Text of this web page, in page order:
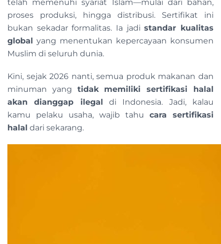
telah memenuhi syariat Islam—mulai dari bahan,
proses produksi, hingga distribusi. Sertifikat ini
bukan sekadar formalitas. Ia jadistandar kualitas
global yang menentukan kepercayaan konsumen
Muslim di seluruh dunia.
Kini, sejak 2026 nanti, semua produk makanan dan
minuman yang tidak memiliki sertifikasi halal
akan dianggap ilegal di Indonesia. Jadi, kalau
kamu pelaku usaha, wajib tahu cara sertifikasi
halal dari sekarang.